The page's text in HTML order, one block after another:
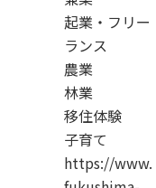
起業・フリー
ランス
農業
林業
移住体験
子育て
https://www.